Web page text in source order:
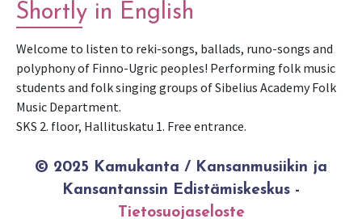
Shortly in English
Welcome to listen to reki-songs, ballads, runo-songs and
polyphony of Finno-Ugric peoples! Performing folk music
students and folk singing groups of Sibelius Academy Folk
Music Department.
SKS 2. floor, Hallituskatu 1. Free entrance.
© 2025 Kamukanta / Kansanmusiikin ja
Kansantanssin Edistämiskeskus -
Tietosuojaseloste